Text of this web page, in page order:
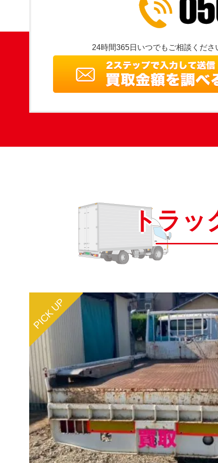
24時間365日いつでもご相談くださ
トラ
PICK UP